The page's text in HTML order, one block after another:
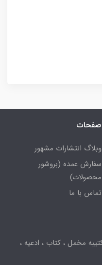
صفحات
وبلاگ انتشارات مشهور
سفارش عمده (بروشور
محصولات)
تماس با ما
مخمل ، کتاب ، ادعیه ،